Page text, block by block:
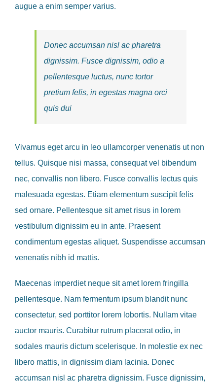
augue a enim semper varius.
Donec accumsan nisl ac pharetra
dignissim. Fusce dignissim, odio a
pellentesque luctus, nunc tortor
pretium felis, in egestas magna orci
quis dui
Vivamus eget arcu in leo ullamcorper venenatis ut non
tellus. Quisque nisi massa, consequat vel bibendum
nec, convallis non libero. Fusce convallis lectus quis
malesuada egestas. Etiam elementum suscipit felis
sed ornare. Pellentesque sit amet risus in lorem
vestibulum dignissim eu in ante. Praesent
condimentum egestas aliquet. Suspendisse accumsan
venenatis nibh id mattis.
Maecenas imperdiet neque sit amet lorem fringilla
pellentesque. Nam fermentum ipsum blandit nunc
consectetur, sed porttitor lorem lobortis. Nullam vitae
auctor mauris. Curabitur rutrum placerat odio, in
sodales mauris dictum scelerisque. In molestie ex nec
libero mattis, in dignissim diam lacinia. Donec
accumsan nisl ac pharetra dignissim. Fusce dignissim,